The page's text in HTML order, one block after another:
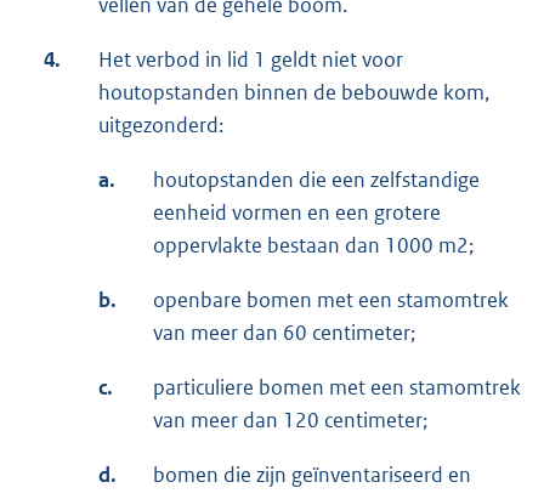
4.
Het verbod in lid 1 geldt niet voor
houtopstanden binnen de bebouwde kom,
uitgezonderd:
a.
houtopstanden die een zelfstandige
eenheid vormen en een grotere
oppervlakte bestaan dan 1000 m2;
b.
openbare bomen met een stamomtrek
van meer dan 60 centimeter;
c.
particuliere bomen met een stamomtrek
van meer dan 120 centimeter;
d.
bomen die zijn geïnventariseerd en